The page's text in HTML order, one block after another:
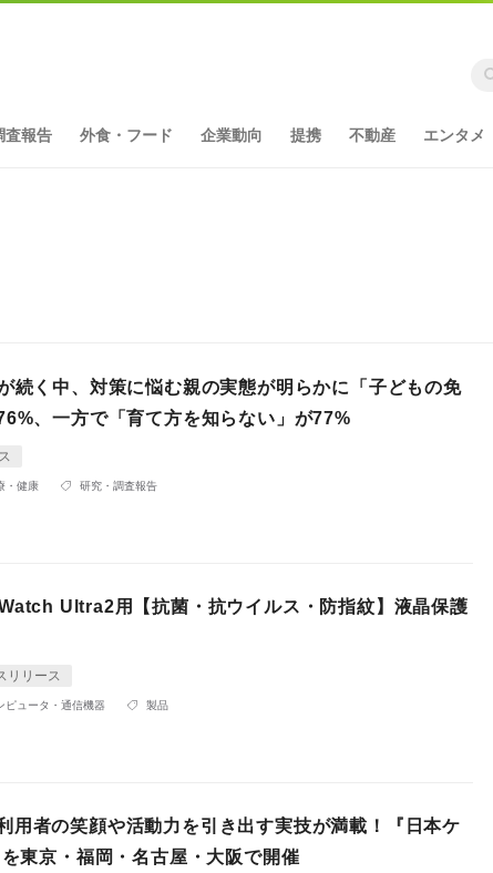
査報告 外食・フード 企業動向 提携 不動産 エンタメ
続く中、対策に悩む親の実態が明らかに「子どもの免
、一方で「育て方を知らない」が77%
・健康 研究・調査報告
Ultra2用【抗菌・抗ウイルス・防指紋】液晶保護
リリース
ピュータ・通信機器 製品
用者の笑顔や活動力を引き出す実技が満載！『日本ケ
東京・福岡・名古屋・大阪で開催